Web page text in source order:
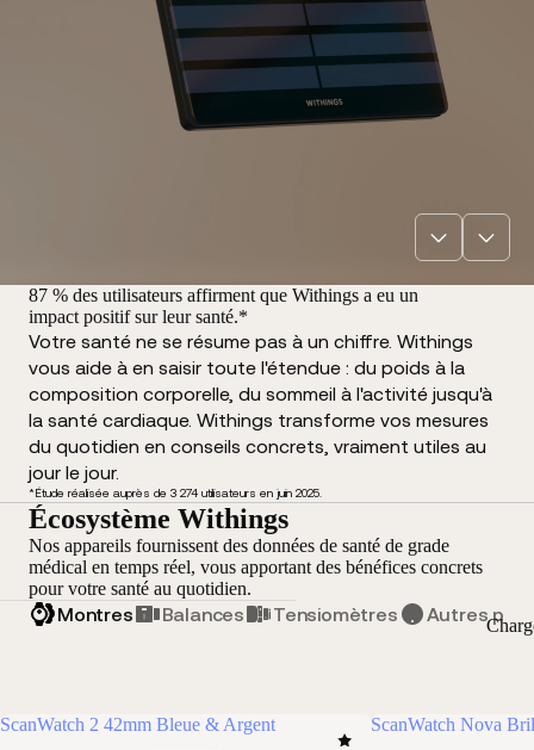
87 % des utilisateurs affirment que Withings a eu un
impact positif sur leur santé.*
Votre santé ne se résume pas à un chiffre. Withings
vous aide à en saisir toute l'étendue : du poids à la
composition corporelle, du sommeil à l'activité jusqu'à
la santé cardiaque. Withings transforme vos mesures
du quotidien en conseils concrets, vraiment utiles au
jour le jour.
*Étude réalisée auprès de 3 274 utilisateurs en juin 2025.
Écosystème Withings
Nos appareils fournissent des données de santé de grade
médical en temps réel, vous apportant des bénéfices concrets
pour votre santé au quotidien.
Montres Balances Tensiomètres Autres
ScanWatch 2 42mm Bleue & Argent ScanWatch Nova